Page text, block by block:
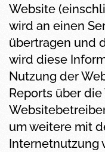
Website
wird an einen
übertragen und
wird diese
Nutzung der
Reports über
um weitere mit
Internetnutzung